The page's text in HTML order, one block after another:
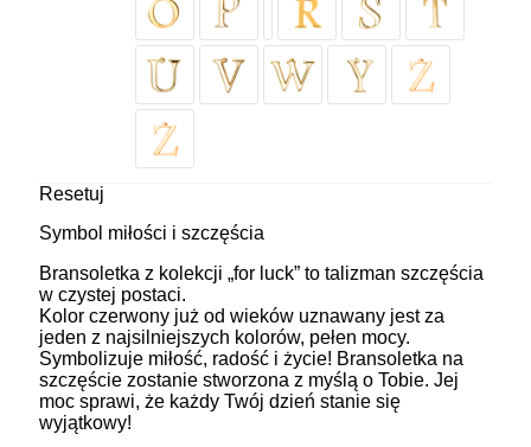
Resetuj
Symbol miłości i szczęścia
Bransoletka z kolekcji „for luck” to talizman szczęścia
w czystej postaci.
Kolor czerwony już od wieków uznawany jest za
jeden z najsilniejszych kolorów, pełen mocy.
Symbolizuje miłość, radość i życie! Bransoletka na
szczęście zostanie stworzona z myślą o Tobie. Jej
moc sprawi, że każdy Twój dzień stanie się
wyjątkowy!